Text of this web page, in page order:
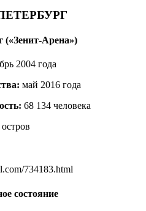
(«Зенит-Арена»)
2004 года
май 2016 года
68 134 человека
734183.html
состояние